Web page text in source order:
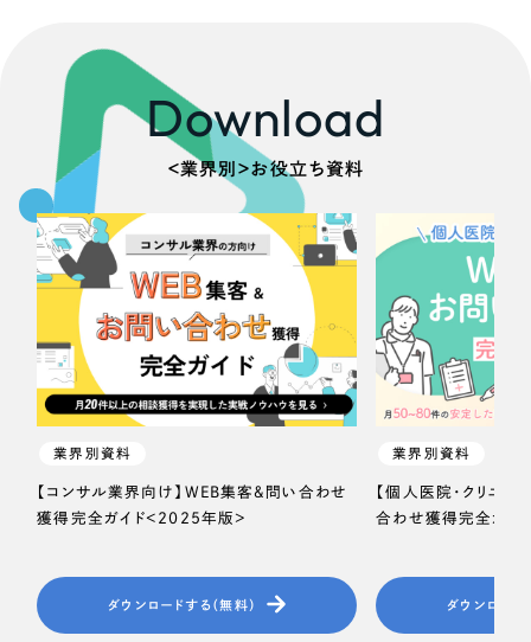
Download
＜業界別＞お役立ち資料
業界別資料
【コンサル業界向け】WEB集客＆問い合わせ
獲得完全ガイド＜2025年版＞
ダウンロードする（無料）
業界別資料
【個人医院・クリニッ
合わせ獲得完全ガイ
ダウンロード